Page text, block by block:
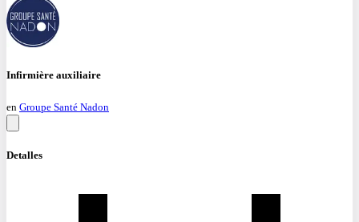
Infirmière auxiliaire
en Groupe Santé Nadon
Detalles